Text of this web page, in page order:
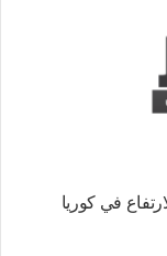
في كوريا